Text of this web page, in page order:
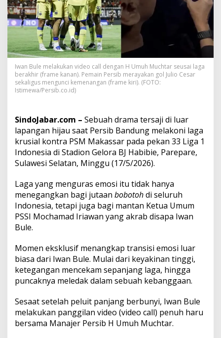
a
n
I
w
a
n
B
u
l
e
J
i
K
e
b
a
n
g
a
a
n
,
r
s
i
b
S
m
b
u
t
Iwan Bule melakukan video call dengan H Umuh Muchtar seusai laga
berakhir (frame kanan). Pemain Persib merayakan gol Julio Cesar
sekaligus mengunci kemenangan (frame kiri). (FOTO:
Istimewa/Persib.co.id)
SindoJabar.com – Sebuah drama tersaji di luar
lapangan hijau saat Persib Bandung melakoni laga
krusial kontra PSM Makassar pada pekan 33 Liga 1
Indonesia di Stadion Gelora BJ Habibie, Parepare,
Sulawesi Selatan, Minggu (17/5/2026).
Laga yang menguras emosi itu tidak hanya
menegangkan bagi jutaan bobotohdi seluruh
Indonesia, tetapi juga bagi mantan Ketua Umum
PSSI Mochamad Iriawan yang akrab disapa Iwan
Bule.
Momen eksklusif menangkap transisi emosi luar
biasa dari Iwan Bule. Mulai dari keyakinan tinggi,
ketegangan mencekam sepanjang laga, hingga
puncaknya meledak dalam sebuah kebanggaan.
Sesaat setelah peluit panjang berbunyi, Iwan Bule
melakukan panggilan video (video call) penuh haru
bersama Manajer Persib H Umuh Muchtar.